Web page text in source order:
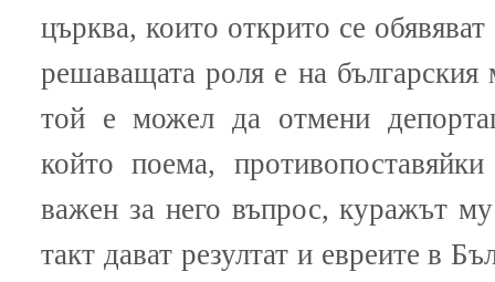
църква, които открито се
решаващата роля е на
той е можел да отмени
който поема,
важен за него въпрос, куражът
такт дават резултат и евреите в